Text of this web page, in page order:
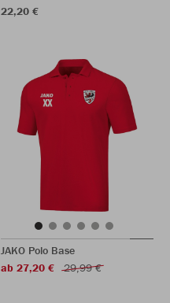
22,20 €
JAKO Polo Base
ab 27,20 €
29,99 €